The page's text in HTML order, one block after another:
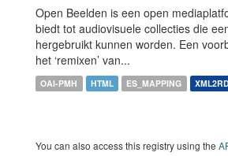
Open Beelden is een open
biedt tot audiovisuele collecties die
hergebruikt kunnen worden. Een
het ‘remixen’ van...
OAI-PMH HTML ES_MAPPING
You can also access this registry using the